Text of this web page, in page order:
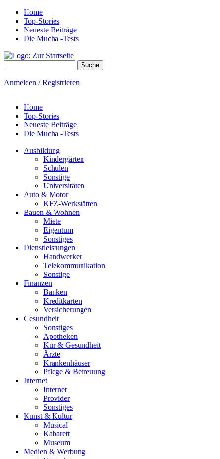
Home
Top-Stories
Neueste Beiträge
Die Mucha -Tests
Anmelden / Registrieren
Home
Top-Stories
Neueste Beiträge
Die Mucha -Tests
Ausbildung
Kindergärten
Schulen
Sonstige
Universitäten
Auto & Motor
KFZ-Werkstätten
Bauen & Wohnen
Miete
Eigentum
Sonstiges
Dienstleistungen
Handwerker
Telekommunikation
Sonstige
Finanzen
Banken
Kreditkarten
Versicherungen
Gesundheit
Sonstiges
Apotheken
Kur & Gesundheit
Ärzte
Krankenhäuser
Pflege & Betreuung
Internet
Internet
Provider
Sonstiges
Kunst & Kultur
Musical
Kabarett
Museum
Medien & Werbung